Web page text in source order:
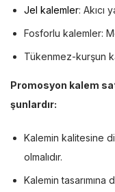
Jel kalemler: Akıcı
Fosforlu kalemler:
Tükenmez-kurşun
Promosyon kalem
şunlardır:
Kalemin kalitesine
olmalıdır.
Kalemin tasarımına